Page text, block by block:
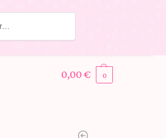
0,00€ 0